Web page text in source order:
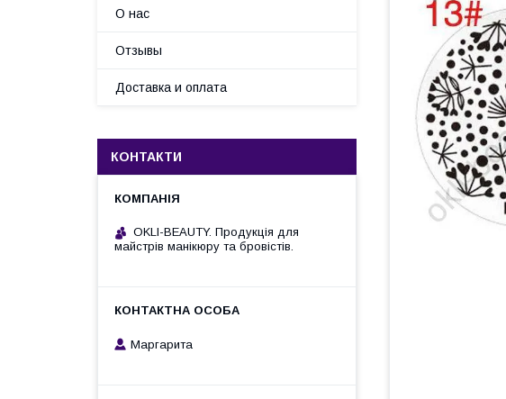
О нас
Отзывы
Доставка и оплата
КОНТАКТИ
OKLI-BEAUTY. Продукція для
майстрів манікюру та бровістів.
Маргарита